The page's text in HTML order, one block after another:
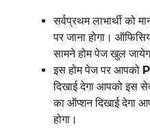
सर्वप्रथम लाभार्थी को
पर जाना होगा।
सामने होम पेज खुल
इस होम पेज पर आपको
दिखाई देगा आपको
का ऑप्शन दिखाई देगा
होगा।